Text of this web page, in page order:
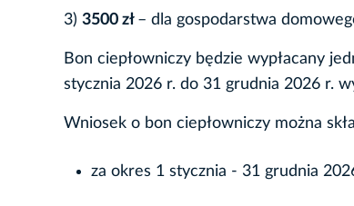
3) 3500 zł – dla gospodarstwa
Bon ciepłowniczy będzie wypłacany
stycznia 2026 r. do 31 grudnia 2026 r.
Wniosek o bon ciepłowniczy można
za okres 1 stycznia - 31 grudnia